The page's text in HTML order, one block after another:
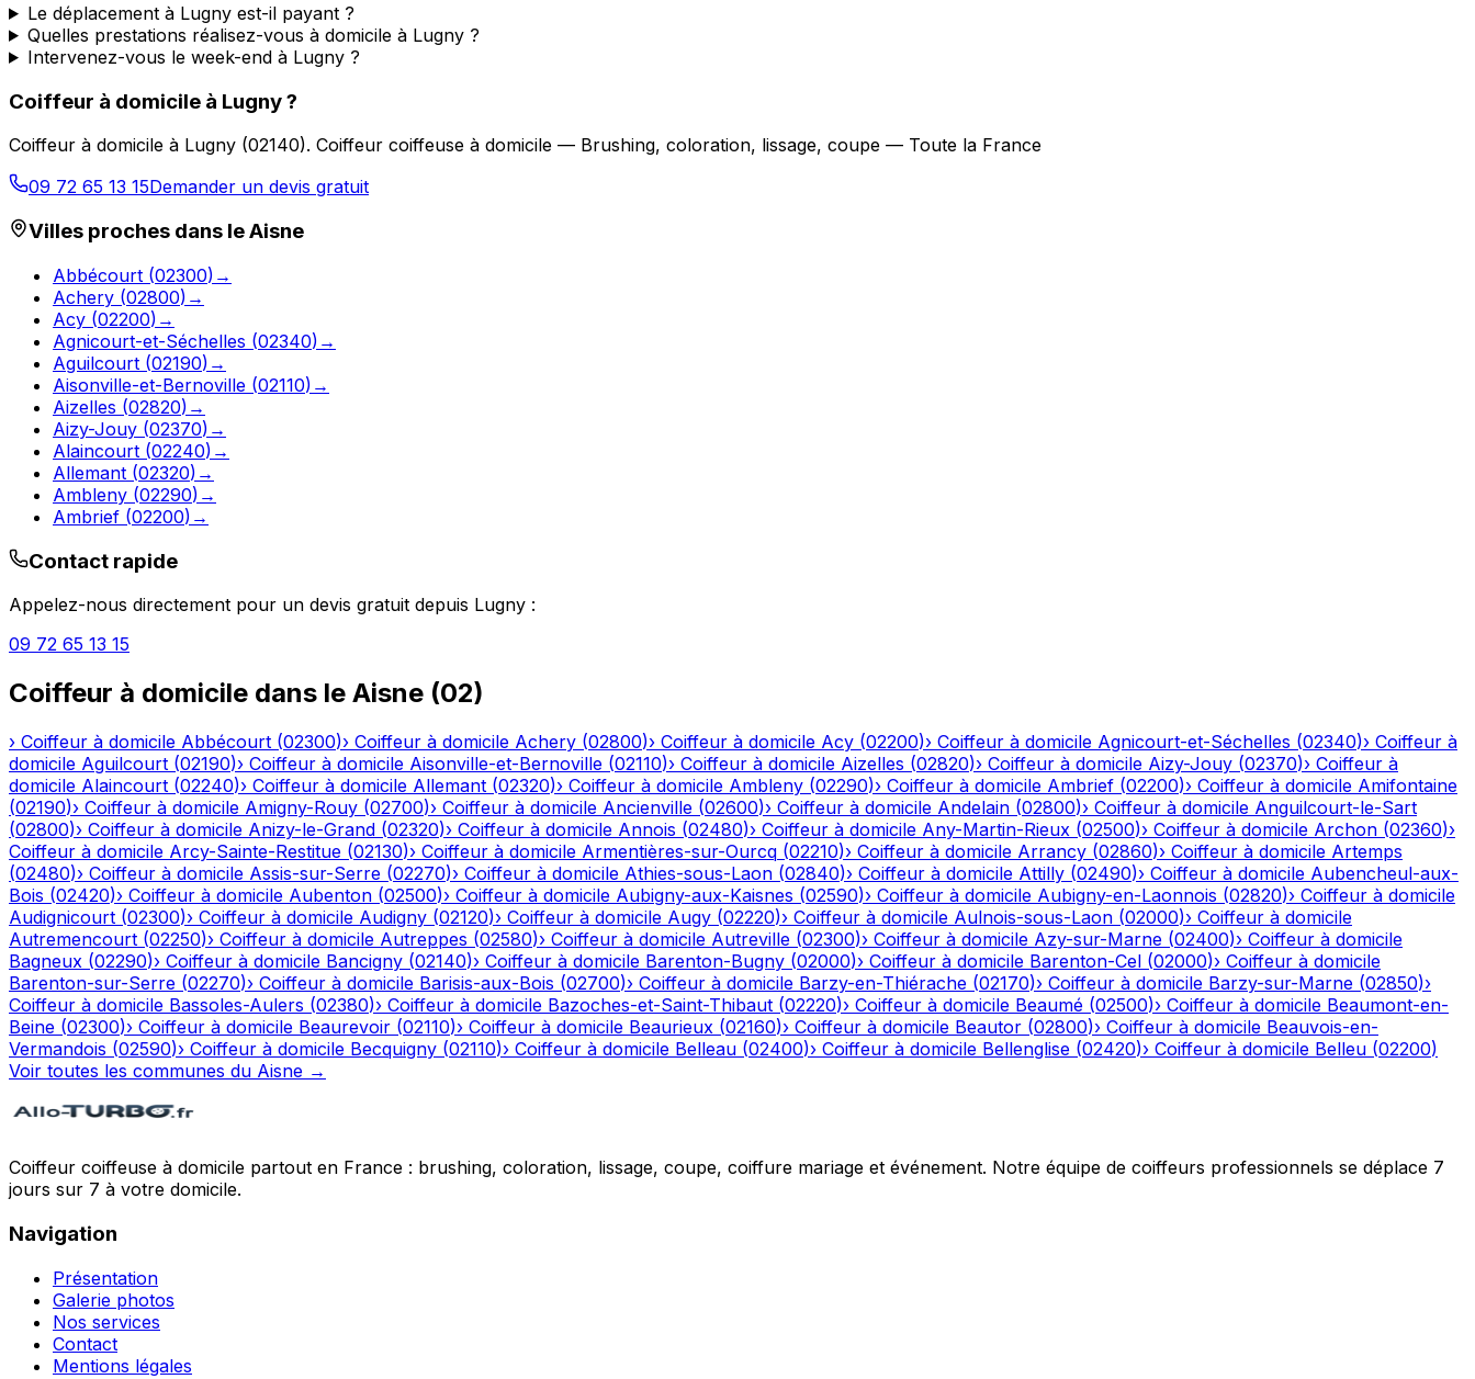
Le déplacement à Lugny est-il payant ?
Quelles prestations réalisez-vous à domicile à Lugny ?
Intervenez-vous le week-end à Lugny ?
Coiffeur à domicile à Lugny?
Coiffeur à domicile à Lugny (02140). Coiffeur coiffeuse à domicile — Brushing, coloration, lissage, coupe — Toute la France
09 72 65 13 15Demander un devis gratuit
Villes proches dans leAisne
Abbécourt (02300) →
Achery (02800) →
Acy (02200) →
Agnicourt-et-Séchelles (02340) →
Aguilcourt (02190) →
Aisonville-et-Bernoville (02110) →
Aizelles (02820) →
Aizy-Jouy (02370) →
Alaincourt (02240) →
Allemant (02320) →
Ambleny (02290) →
Ambrief (02200) →
Contact rapide
Appelez-nous directement pour un devis gratuit depuis Lugny :
09 72 65 13 15
Coiffeur à domicile dans le Aisne (02)
› Coiffeur à domicile Abbécourt (02300)› Coiffeur à domicile Achery (02800)› Coiffeur à domicile Acy (02200)› Coiffeur à domicile Agnicourt-et-Séchelles (02340)› Coiffeur à
domicile Aguilcourt (02190)› Coiffeur à domicile Aisonville-et-Bernoville (02110)› Coiffeur à domicile Aizelles (02820)› Coiffeur à domicile Aizy-Jouy (02370)› Coiffeur à
domicile Alaincourt (02240)› Coiffeur à domicile Allemant (02320)› Coiffeur à domicile Ambleny (02290)› Coiffeur à domicile Ambrief (02200)› Coiffeur à domicile Amifontaine
(02190)› Coiffeur à domicile Amigny-Rouy (02700)› Coiffeur à domicile Ancienville (02600)› Coiffeur à domicile Andelain (02800)› Coiffeur à domicile Anguilcourt-le-Sart
(02800)› Coiffeur à domicile Anizy-le-Grand (02320)› Coiffeur à domicile Annois (02480)› Coiffeur à domicile Any-Martin-Rieux (02500)› Coiffeur à domicile Archon (02360)›
Coiffeur à domicile Arcy-Sainte-Restitue (02130)› Coiffeur à domicile Armentières-sur-Ourcq (02210)› Coiffeur à domicile Arrancy (02860)› Coiffeur à domicile Artemps
(02480)› Coiffeur à domicile Assis-sur-Serre (02270)› Coiffeur à domicile Athies-sous-Laon (02840)› Coiffeur à domicile Attilly (02490)› Coiffeur à domicile Aubencheul-aux-
Bois (02420)› Coiffeur à domicile Aubenton (02500)› Coiffeur à domicile Aubigny-aux-Kaisnes (02590)› Coiffeur à domicile Aubigny-en-Laonnois (02820)› Coiffeur à domicile
Audignicourt (02300)› Coiffeur à domicile Audigny (02120)› Coiffeur à domicile Augy (02220)› Coiffeur à domicile Aulnois-sous-Laon (02000)› Coiffeur à domicile
Autremencourt (02250)› Coiffeur à domicile Autreppes (02580)› Coiffeur à domicile Autreville (02300)› Coiffeur à domicile Azy-sur-Marne (02400)› Coiffeur à domicile
Bagneux (02290)› Coiffeur à domicile Bancigny (02140)› Coiffeur à domicile Barenton-Bugny (02000)› Coiffeur à domicile Barenton-Cel (02000)› Coiffeur à domicile
Barenton-sur-Serre (02270)› Coiffeur à domicile Barisis-aux-Bois (02700)› Coiffeur à domicile Barzy-en-Thiérache (02170)› Coiffeur à domicile Barzy-sur-Marne (02850)›
Coiffeur à domicile Bassoles-Aulers (02380)› Coiffeur à domicile Bazoches-et-Saint-Thibaut (02220)› Coiffeur à domicile Beaumé (02500)› Coiffeur à domicile Beaumont-en-
Beine (02300)› Coiffeur à domicile Beaurevoir (02110)› Coiffeur à domicile Beaurieux (02160)› Coiffeur à domicile Beautor (02800)› Coiffeur à domicile Beauvois-en-
Vermandois (02590)› Coiffeur à domicile Becquigny (02110)› Coiffeur à domicile Belleau (02400)› Coiffeur à domicile Bellenglise (02420)› Coiffeur à domicile Belleu (02200)
Voir toutes les communes du Aisne →
Coiffeur coiffeuse à domicile partout en France : brushing, coloration, lissage, coupe, coiffure mariage et événement. Notre équipe de coiffeurs professionnels se déplace 7
jours sur 7 à votre domicile.
Navigation
Présentation
Galerie photos
Nos services
Contact
Mentions légales